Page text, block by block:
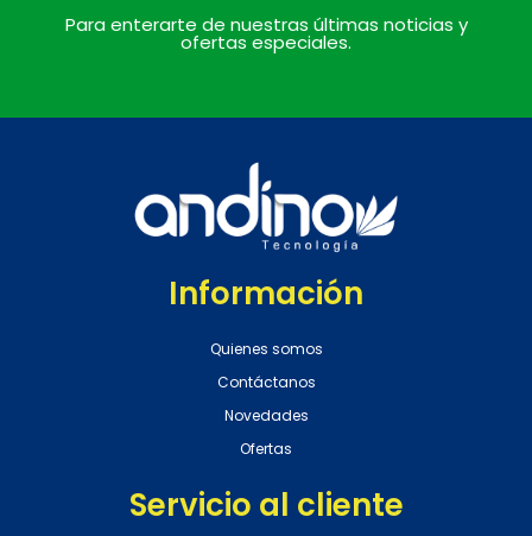
Para enterarte de nuestras últimas noticias y
ofertas especiales.
Información
Quienes somos
Contáctanos
Novedades
Ofertas
Servicio al cliente